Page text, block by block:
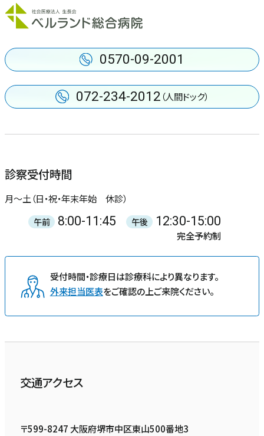
診察受付時間
月〜土（日・祝・年末年始 休診）
午前 8:00-11:45 午後 12:30-15:00
完全予約制
受付時間・診療日は診療科により異なります。
外来担当医表をご確認の上ご来院ください。
交通アクセス
〒599-8247 大阪府堺市中区東山500番地3
0570-09-2001
072-234-2012 （人間ドック）